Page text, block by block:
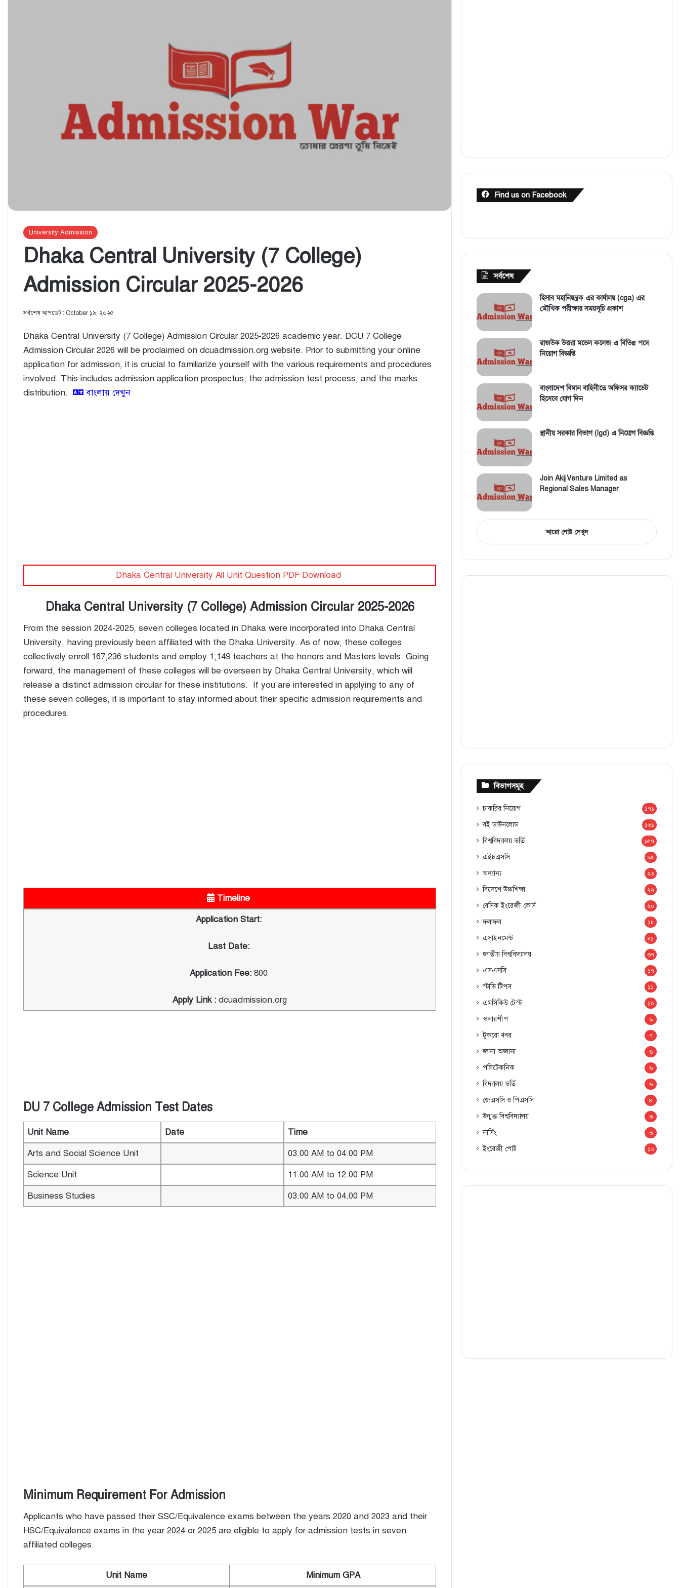
University Admission
Dhaka Central University (7 College)
Admission Circular 2025-2026
সর্বশেষ আপডেট : October ১৯, ২০২৫
Dhaka Central University (7 College) Admission Circular 2025-2026 academic year. DCU 7 College
Admission Circular 2026 will be proclaimed on dcuadmission.org website. Prior to submitting your online
application for admission, it is crucial to familiarize yourself with the various requirements and procedures
involved. This includes admission application prospectus, the admission test process, and the marks
distribution.
বাংলায় দেখুন
Dhaka Central University All Unit Question PDF Download
Dhaka Central University (7 College) Admission Circular 2025-2026
From the session 2024-2025, seven colleges located in Dhaka were incorporated into Dhaka Central
University, having previously been affiliated with the Dhaka University. As of now, these colleges
collectively enroll 167,236 students and employ 1,149 teachers at the honors and Masters levels. Going
forward, the management of these colleges will be overseen by Dhaka Central University, which will
release a distinct admission circular for these institutions. If you are interested in applying to any of
these seven colleges, it is important to stay informed about their specific admission requirements and
procedures.
Timeline
Application Start:
Last Date:
Application Fee: 800
Apply Link : dcuadmission.org
DU 7 College Admission Test Dates
Unit Name Date
Time
Arts and Social Science Unit
03.00 AM to 04.00 PM
Science Unit
11.00 AM to 12.00 PM
Business Studies
03.00 AM to 04.00 PM
Minimum Requirement For Admission
Applicants who have passed their SSC/Equivalence exams between the years 2020 and 2023 and their
HSC/Equivalence exams in the year 2024 or 2025 are eligible to apply for admission tests in seven
affiliated colleges.
Unit Name Minimum GPA
Find us on Facebook
সর্বশেষ
হিসাব মহানিয়ন্ত্রক এর কার্যালয় (cga) এর
মৌখিক পরীক্ষার সময়সূচি প্রকাশ
রাজউক উত্তরা মডেল কলেজ এ বিভিন্ন পদে
নিয়োগ বিজ্ঞপ্তি
বাংলাদেশ বিমান বাহিনীতে অফিসর ক্যাডেট
হিসেবে যোগ দিন
স্থানীয় সরকার বিভাগ (lgd) এ নিয়োগ বিজ্ঞপ্তি
Join Akij Venture Limited as
Regional Sales Manager
আরো পোষ্ট দেখুন
বিভাগসমূহ
চাকরির নিয়োগ ১৭১
বই ডাউনলোড ১৩১
বিশ্ববিদ্যালয় ভর্তি ১৫৭
এইচএসসি ৯৫
অন্যান্য ২৩
বিদেশে উচ্চশিক্ষা ২২
বেসিক ইংরেজী কোর্স ২০
ফলাফল ১৮
এসাইনমেন্ট ৪১
জাতীয় বিশ্ববিদ্যালয় ৩৭
এসএসসি ১৭
স্টাডি টিপস ১১
এমসিকিউ টেস্ট ১০
স্কলারশীপ ৯
টুকরো খবর ৭
জানা-অজানা ৬
পলিটেকনিক ৬
বিদ্যালয় ভর্তি ৬
জেএসসি ও পিএসসি ৪
উন্মুক্ত বিশ্ববিদ্যালয় ৩
নার্সিং ৩
ইংরেজী পোষ্ট ১৬